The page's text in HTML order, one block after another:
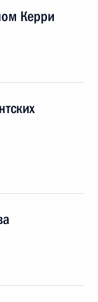
Керри